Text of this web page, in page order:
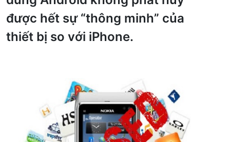
được hết sự “thông minh” của
thiết bị so với iPhone.